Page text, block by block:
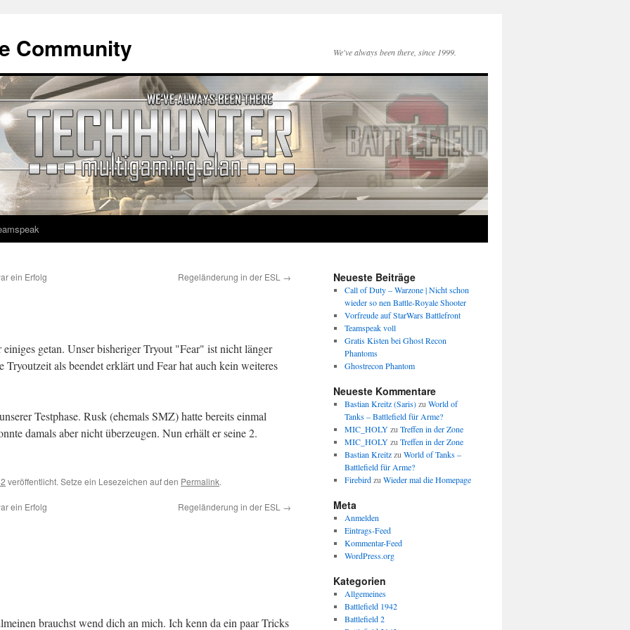
Community We've always been there, since 1999.
ein Erfolg Regeländerung in der ESL →
getan. Unser bisheriger Tryout "Fear" ist nicht länger
als beendet erklärt und Fear hat auch kein weiteres
Testphase. Rusk (ehemals SMZ) hatte bereits einmal
damals aber nicht überzeugen. Nun erhält er seine 2.
veröffentlicht. Setze ein Lesezeichen auf den Permalink.
ein Erfolg Regeländerung in der ESL →
brauchst wend dich an mich. Ich kenn da ein paar Tricks
Neueste Beiträge
Call of Duty – Warzone | Nicht schon
wieder so nen Battle-Royale Shooter
Vorfreude auf StarWars Battlefront
Teamspeak voll
Gratis Kisten bei Ghost Recon
Phantoms
Ghostrecon Phantom
Neueste Kommentare
Bastian Kreitz (Saris)zu World of
Tanks – Battlefield für Arme?
MIC_HOLYzu Treffen in der Zone
MIC_HOLYzu Treffen in der Zone
Bastian Kreitzzu World of Tanks –
Battlefield für Arme?
Firebirdzu Wieder mal die Homepage
Meta
Anmelden
Eintrags-Feed
Kommentar-Feed
WordPress.org
Kategorien
Allgemeines
Battlefield 1942
Battlefield 2